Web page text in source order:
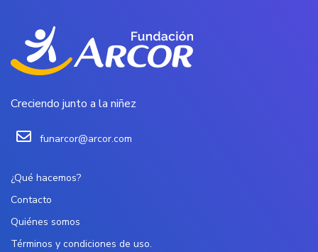
Creciendo junto a la niñez
funarcor@arcor.com
¿Qué hacemos?
Contacto
Quiénes somos
Términos y condiciones de uso.